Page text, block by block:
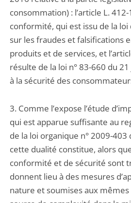
consommation) : l’article L.
conformité, qui est issu de la
sur les fraudes et falsifications
produits et de services, et
résulte de la loi n° 83-660 du
à la sécurité des
3. Comme l’expose l’étude
qui est apparue suffisante au
de la loi organique n° 2009-403
cette dualité constitue, alors
conformité et de sécurité sont
donnent lieu à des mesures
nature et soumises aux